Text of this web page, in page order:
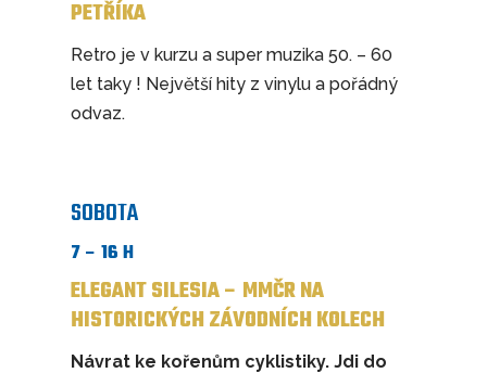
PETŘÍKA
Retro je v kurzu a super muzika 50. – 60
let taky ! Největší hity z vinylu a pořádný
odvaz.
SOBOTA
7 – 16 H
ELEGANT SILESIA – MMČR NA
HISTORICKÝCH ZÁVODNÍCH KOLECH
Návrat ke kořenům cyklistiky. Jdi do